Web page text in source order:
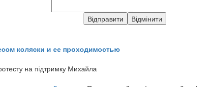
коляски и ее проходимостью
на підтримку Михайла